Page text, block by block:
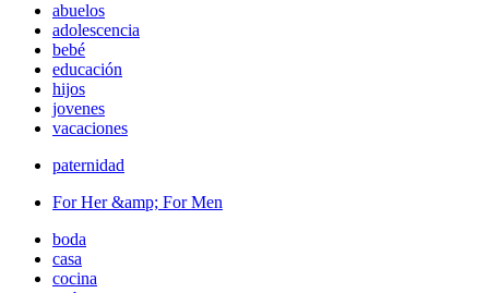
abuelos
adolescencia
bebé
educación
hijos
jovenes
vacaciones
paternidad
For Her &amp; For Men
boda
casa
cocina